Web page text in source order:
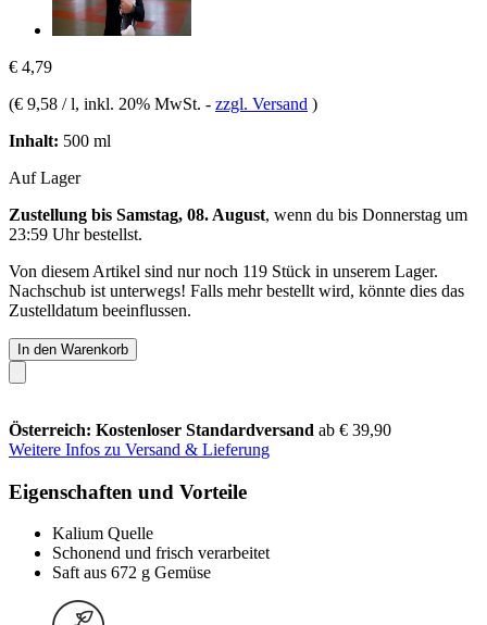
€ 4,79
(€ 9,58 / l, inkl. 20% MwSt. - zzgl. Versand )
Inhalt: 500 ml
Auf Lager
Zustellung bis Samstag, 08. August, wenn du bis Donnerstag um
23:59 Uhrbestellst.
Von diesem Artikel sind nur noch 119 Stück in unserem Lager.
Nachschub ist unterwegs! Falls mehr bestellt wird, könnte dies das
Zustelldatum beeinflussen.
In den Warenkorb
Österreich: Kostenloser Standardversand ab € 39,90
Weitere Infos zu Versand & Lieferung
Eigenschaften und Vorteile
Kalium Quelle
Schonend und frisch verarbeitet
Saft aus 672 g Gemüse